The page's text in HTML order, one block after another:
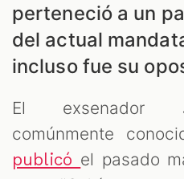
perteneció a un
del actual
incluso fue su
El exsenador
comúnmente
publicó el pasado